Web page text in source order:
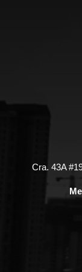
Cra. 43A